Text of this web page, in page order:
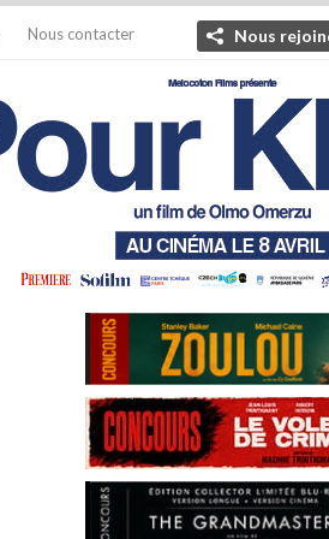
Nous contacter Nous